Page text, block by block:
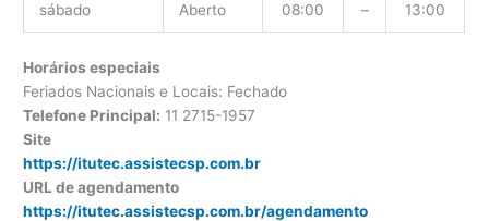
sábado Aberto 08:00 – 13:00
Horários especiais
Feriados Nacionais e Locais: Fechado
Telefone Principal: 11 2715-1957
Site
https://itutec.assistecsp.com.br
URL de agendamento
https://itutec.assistecsp.com.br/agendamento